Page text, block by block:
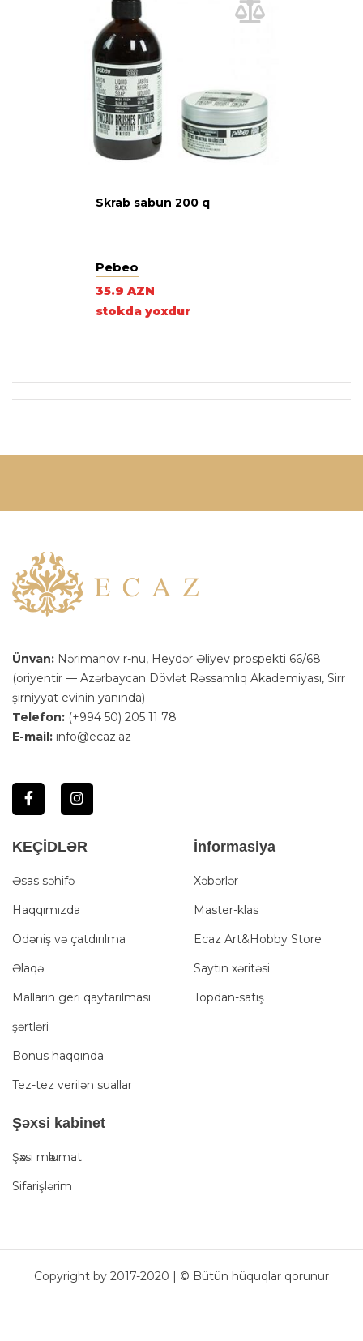
Skrab sabun 200 q
Pebeo
35.9 AZN
stokda yoxdur
Ünvan: Nərimanov r-nu, Heydər Əliyev prospekti 66/68
(oriyentir — Azərbaycan Dövlət Rəssamlıq Akademiyası, Sirr
şirniyyat evinin yanında)
Telefon: (+994 50) 205 11 78
E-mail: info@ecaz.az
KEÇİDLƏR
Əsas səhifə
Haqqımızda
Ödəniş və çatdırılma
Əlaqə
Malların geri qaytarılması
şərtləri
Bonus haqqında
Tez-tez verilən suallar
İnformasiya
Xəbərlər
Master-klas
Ecaz Art&Hobby Store
Saytın xəritəsi
Topdan-satış
Şәxsi kabinet
Şәxsi mәlumat
Sifarişlərim
Copyright by 2017-2020 | © Bütün hüquqlar qorunur